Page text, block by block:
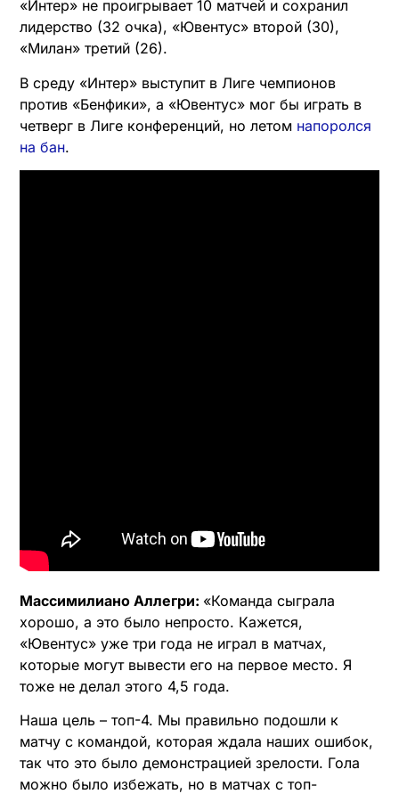
«Интер» не проигрывает 10 матчей и сохранил
лидерство (32 очка), «Ювентус» второй (30),
«Милан» третий (26).
В среду «Интер» выступит в Лиге чемпионов
против «Бенфики», а «Ювентус» мог бы играть в
четверг в Лиге конференций, но летом напоролся
на бан.
Массимилиано Аллегри: «Команда сыграла
хорошо, а это было непросто. Кажется,
«Ювентус» уже три года не играл в матчах,
которые могут вывести его на первое место. Я
тоже не делал этого 4,5 года.
Наша цель – топ-4. Мы правильно подошли к
матчу с командой, которая ждала наших ошибок,
так что это было демонстрацией зрелости. Гола
можно было избежать, но в матчах с топ-